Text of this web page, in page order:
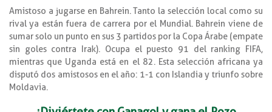
Amistoso a jugarse en Bahrein. Tanto la selección local como su
rival ya están fuera de carrera por el Mundial. Bahrein viene de
sumar solo un punto en sus 3 partidos por la Copa Árabe (empate
sin goles contra Irak). Ocupa el puesto 91 del ranking FIFA,
mientras que Uganda está en el 82. Esta selección africana ya
disputó dos amistosos en el año: 1-1 con Islandia y triunfo sobre
Moldavia.